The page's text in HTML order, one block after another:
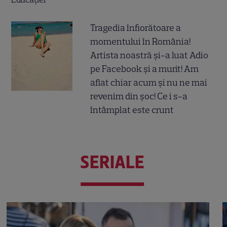
Tragedia înfiorătoare a
momentului în România!
Artista noastră și-a luat Adio
pe Facebook și a murit! Am
aflat chiar acum și nu ne mai
revenim din șoc! Ce i s-a
întâmplat este crunt
SERIALE